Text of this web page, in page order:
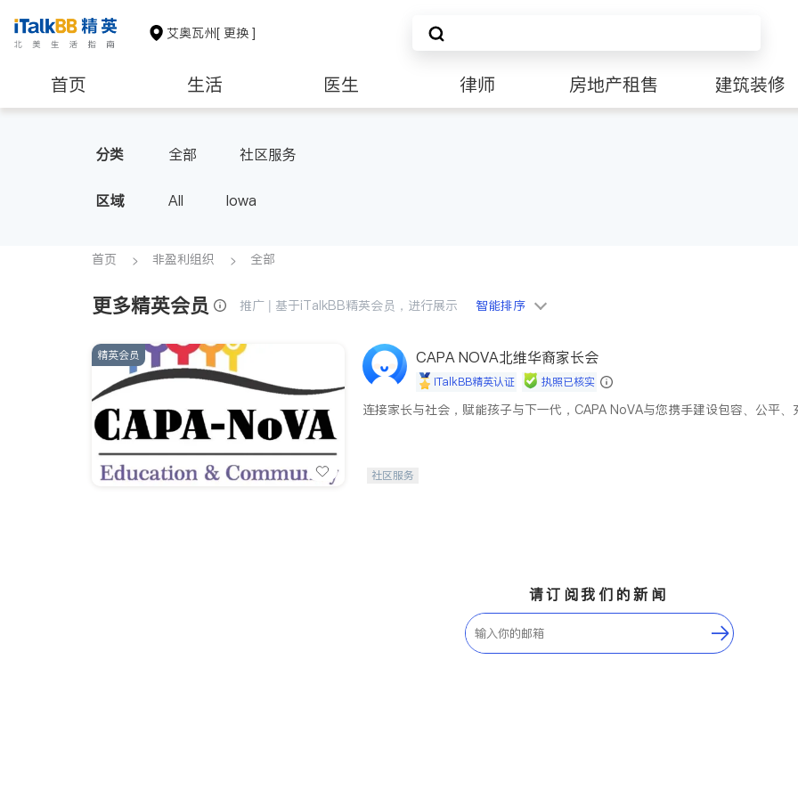
艾奥瓦州[ 更换 ]
首页 生活 医生 律师 房地产租售 建筑装修
分类 全部 社区服务
区域 All Iowa
首页 非盈利组织 全部
更多精英会员 推广 | 基于iTalkBB精英会员，进行展示 智能排序
精英会员 CAPA NOVA北维华裔家长会
iTalkBB精英认证 执照已核实
连接家长与社会，赋能孩子与下一代，CAPA NoVA与您携手建设包容、公平、
社区服务
请订阅我们的新闻